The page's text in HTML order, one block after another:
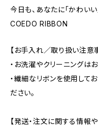
今日も、あなたに「かわいい
COEDO RIBBON
【お手入れ／取り扱い注意
・お洗濯やクリーニングは
・繊細なリボンを使用して
ださい。
【発送・注文に関する情報